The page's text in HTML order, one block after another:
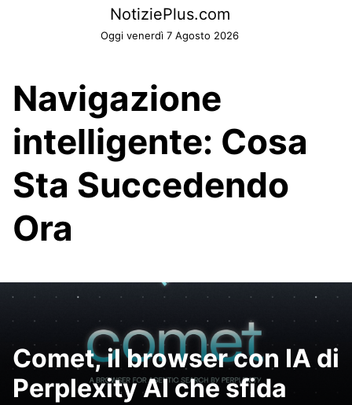
NotiziePlus.com
Oggi venerdì 7 Agosto 2026
Navigazione
intelligente: Cosa
Sta Succedendo
Ora
Comet, il browser con IA di
Perplexity AI che sfida